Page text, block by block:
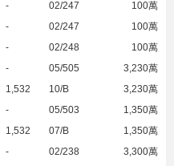
- 02/247
100萬
- 02/247
100萬
- 02/248
100萬
- 05/505
3,230萬
1,532 10/B
3,230萬
- 05/503
1,350萬
1,532 07/B
1,350萬
- 02/238
3,300萬